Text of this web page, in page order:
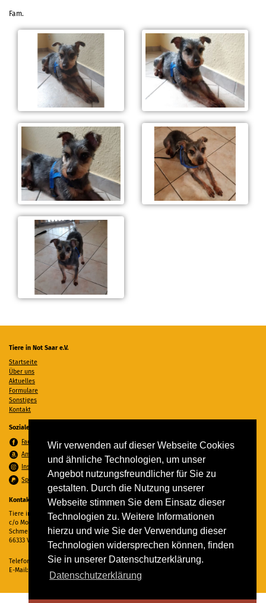
Wir verwenden auf dieser Webseite Cookies
und ähnliche Technologien, um unser
Angebot nutzungsfreundlicher für Sie zu
gestalten. Durch die Nutzung unserer
Webseite stimmen Sie dem Einsatz dieser
Technologien zu. Weitere Informationen
hierzu und wie Sie der Verwendung dieser
Technologien widersprechen können, finden
Sie in unserer Datenschutzerklärung.
Datenschutzerklärung
Fam.
Tiere in Not Saar e.V.
Startseite
Über uns
Aktuelles
Formulare
Sonstiges
Kontakt
Soziale Medien
Facebook
Amazon Wunschzettel
Instagram
Spenden per PayPal
Kontakt
Tiere in Not Saar e.V.
c/o Monika Ewen
Schmelzer Straße 22
66333 Völklingen
Telefon:
06898 294862
E-Mail:
info@tiere-in-not-saar.de